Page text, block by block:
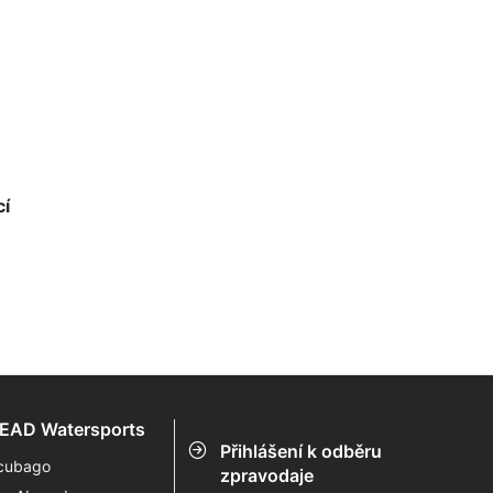
Přihlášení k odběru
zpravodaje
Watersports